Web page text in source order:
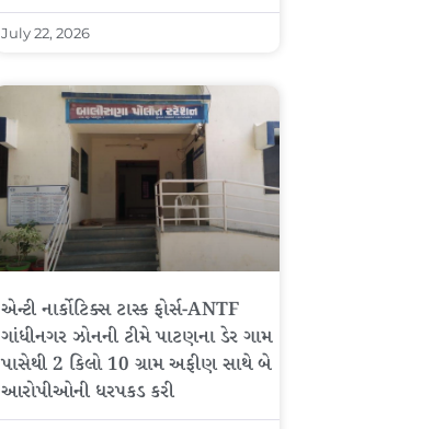
July 22, 2026
એન્ટી નાર્કોટિક્સ ટાસ્ક ફોર્સ-ANTF
ગાંધીનગર ઝોનની ટીમે પાટણના ડેર ગામ
પાસેથી 2 કિલો 10 ગ્રામ અફીણ સાથે બે
આરોપીઓની ધરપકડ કરી